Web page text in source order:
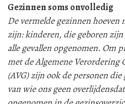
Gezinnen soms onvolledig
De vermelde gezinnen
zijn: kinderen, die geboren
alle gevallen opgenomen. Om
met de Algemene Verordering
(AVG) zijn ook de personen die
van wie ons geen